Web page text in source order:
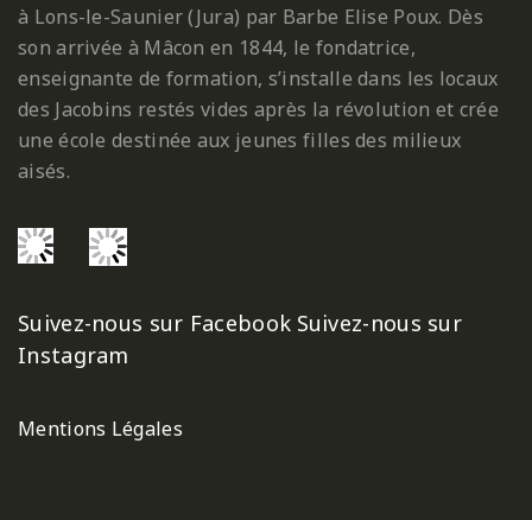
à Lons-le-Saunier (Jura) par Barbe Elise Poux. Dès
son arrivée à Mâcon en 1844, le fondatrice,
enseignante de formation, s’installe dans les locaux
des Jacobins restés vides après la révolution et crée
une école destinée aux jeunes filles des milieux
aisés.
Suivez-nous sur Facebook Suivez-nous sur
Instagram
Mentions Légales